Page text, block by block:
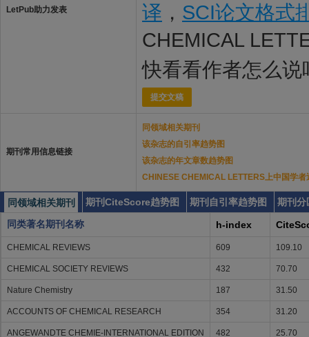
LetPub助力发表
译 ， SCI论文格式
CHEMICAL
快看看作者怎么说
提交文稿
期刊常用信息链接
同领域相关期刊
该杂志的自引率趋势图
该杂志的年文章数趋势图
CHINESE CHEMICAL LETTERS上中国学者
同领域相关期刊 期刊CiteScore趋势图 期刊自引率趋势图
期刊分
同类著名期刊名称
h-index
CHEMICAL REVIEWS 609 109.10
CHEMICAL SOCIETY REVIEWS 432 70.70
Nature Chemistry 187 31.50
ACCOUNTS OF CHEMICAL RESEARCH 354 31.20
ANGEWANDTE CHEMIE-INTERNATIONAL EDITION 482 25.70